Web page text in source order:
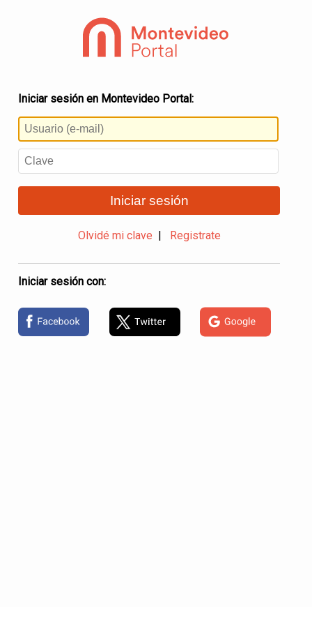
Iniciar sesión en Montevideo Portal:
Iniciar sesión
Olvidé mi clave Registrate
Iniciar sesión con: